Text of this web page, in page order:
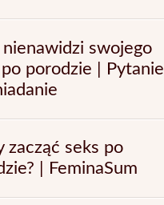
nienawidzi swojego
po porodzie | Pytanie
zacząć seks po
| FeminaSum